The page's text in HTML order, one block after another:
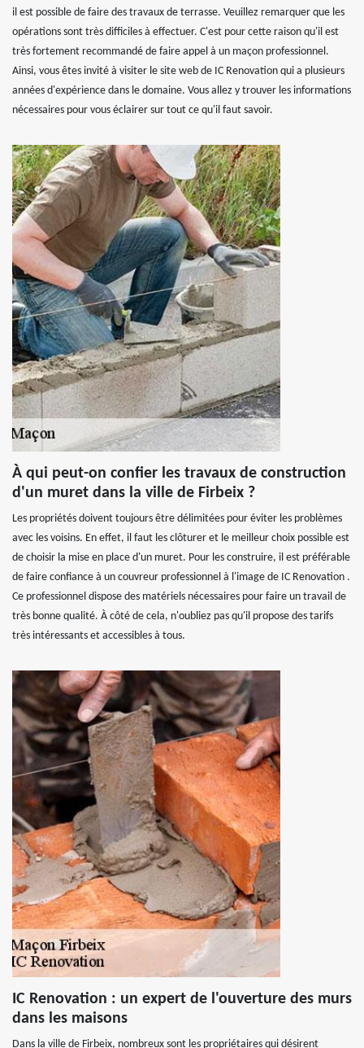
il est possible de faire des travaux de terrasse. Veuillez remarquer que les
opérations sont très difficiles à effectuer. C'est pour cette raison qu'il est
très fortement recommandé de faire appel à un maçon professionnel.
Ainsi, vous êtes invité à visiter le site web de IC Renovation qui a plusieurs
années d'expérience dans le domaine. Vous allez y trouver les informations
nécessaires pour vous éclairer sur tout ce qu'il faut savoir.
À qui peut-on confier les travaux de construction
d'un muret dans la ville de Firbeix ?
Les propriétés doivent toujours être délimitées pour éviter les problèmes
avec les voisins. En effet, il faut les clôturer et le meilleur choix possible est
de choisir la mise en place d'un muret. Pour les construire, il est préférable
de faire confiance à un couvreur professionnel à l'image de IC Renovation .
Ce professionnel dispose des matériels nécessaires pour faire un travail de
très bonne qualité. À côté de cela, n'oubliez pas qu'il propose des tarifs
très intéressants et accessibles à tous.
IC Renovation : un expert de l'ouverture des murs
dans les maisons
Dans la ville de Firbeix, nombreux sont les propriétaires qui désirent